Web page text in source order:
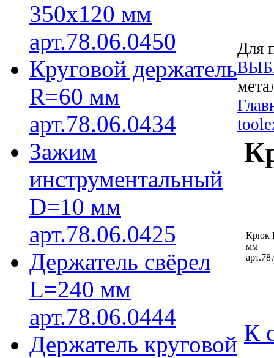
350х120 мм
арт.78.06.0450
Круговой держатель
R=60 мм
арт.78.06.0434
Зажим
инструментальный
D=10 мм
арт.78.06.0425
Держатель свёрел
L=240 мм
арт.78.06.0444
Держатель круговой
Для
Крюк
мм
К